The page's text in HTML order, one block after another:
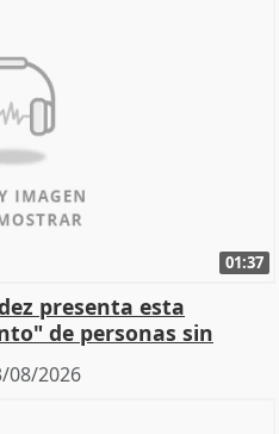
01:37
presenta esta
de personas sin
08/2026